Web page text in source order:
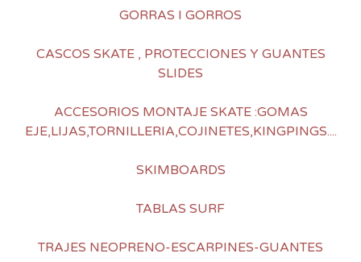
GORRAS I GORROS
CASCOS SKATE , PROTECCIONES Y GUANTES
SLIDES
ACCESORIOS MONTAJE SKATE :GOMAS
EJE,LIJAS,TORNILLERIA,COJINETES,KINGPINGS....
SKIMBOARDS
TABLAS SURF
TRAJES NEOPRENO-ESCARPINES-GUANTES